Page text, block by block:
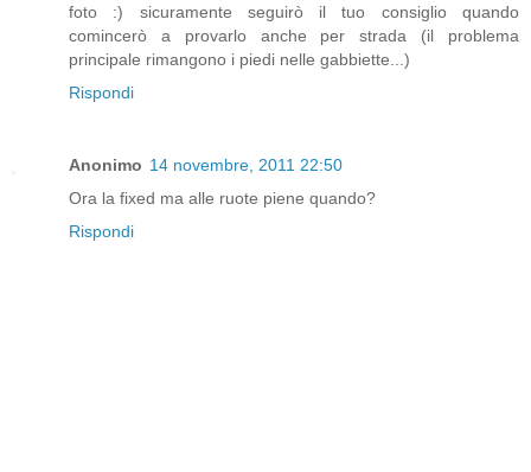
foto :) sicuramente seguirò il tuo consiglio quando
comincerò a provarlo anche per strada (il problema
principale rimangono i piedi nelle gabbiette...)
Rispondi
Anonimo 14 novembre, 2011 22:50
Ora la fixed ma alle ruote piene quando?
Rispondi